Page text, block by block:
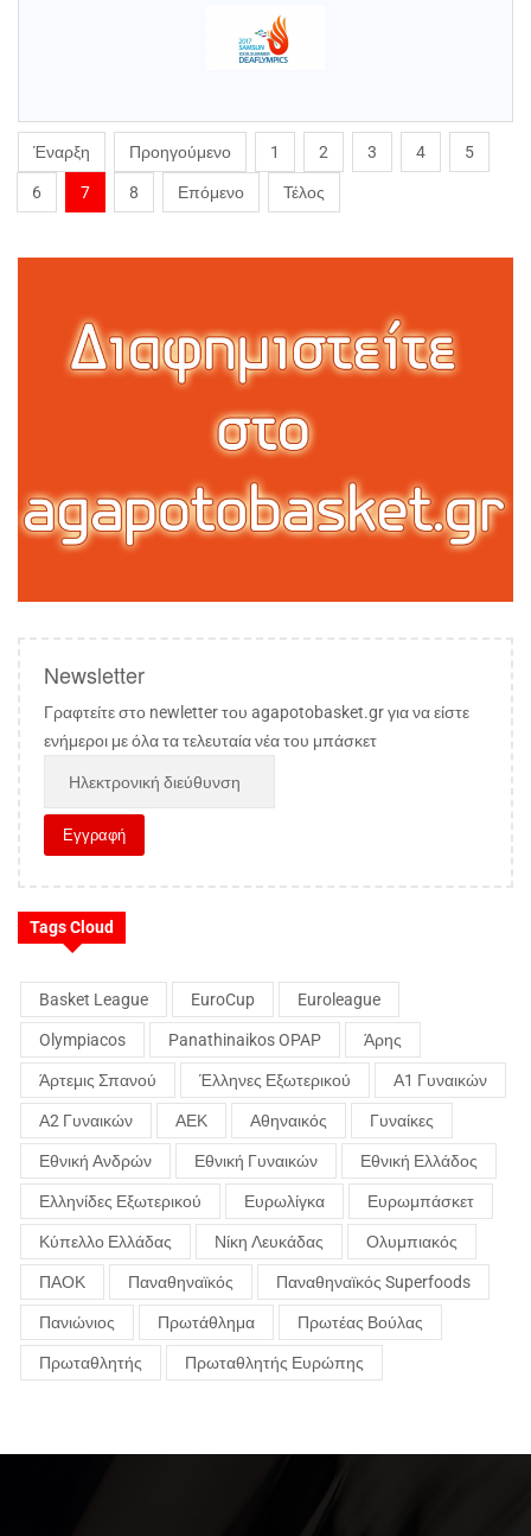
Έναρξη Προηγούμενο 1 2 3 4 5
6 7 8 Επόμενο Τέλος
Newsletter
Γραφτείτε στο newletter του agapotobasket.gr για να είστε
ενήμεροι με όλα τα τελευταία νέα του μπάσκετ
Tags Cloud
Basket League EuroCup Euroleague
Olympiacos Panathinaikos OPAP Άρης
Άρτεμις Σπανού Έλληνες Εξωτερικού Α1 Γυναικών
Α2 Γυναικών ΑΕΚ Αθηναικός Γυναίκες
Εθνική Ανδρών Εθνική Γυναικών Εθνική Ελλάδος
Ελληνίδες Εξωτερικού Ευρωλίγκα Ευρωμπάσκετ
Κύπελλο Ελλάδας Νίκη Λευκάδας Ολυμπιακός
ΠΑΟΚ Παναθηναϊκός Παναθηναϊκός Superfoods
Πανιώνιος Πρωτάθλημα Πρωτέας Βούλας
Πρωταθλητής Πρωταθλητής Ευρώπης